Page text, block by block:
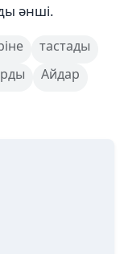
әнші.
тастады
Айдар